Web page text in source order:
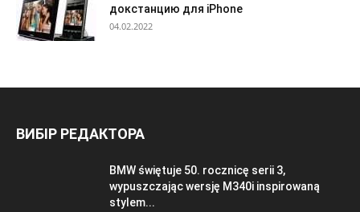
докстанцию для iPhone
04.02.2022
ВИБІР РЕДАКТОРА
BMW świętuje 50. rocznicę serii 3,
wypuszczając wersję M340i inspirowaną
stylem...